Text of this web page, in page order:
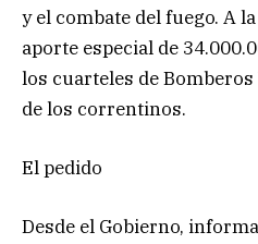
y el combate del fuego. A
aporte especial de
los cuarteles de
de los correntinos.
El pedido
Desde el Gobierno,